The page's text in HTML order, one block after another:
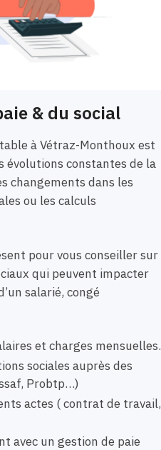
& du social
à Vétraz-Monthoux est
évolutions constantes de la
changements dans les
ou les calculs
pour vous conseiller sur
qui peuvent impacter
salarié, congé
et charges mensuelles.
sociales auprès des
Probtp…)
actes ( contrat de travail,
avec un gestion de paie